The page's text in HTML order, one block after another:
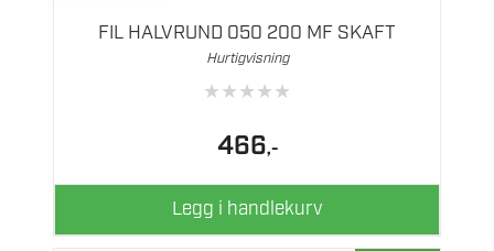
FIL HALVRUND 050 200 MF SKAFT
Hurtigvisning
★★★★★
466,-
Legg i handlekurv